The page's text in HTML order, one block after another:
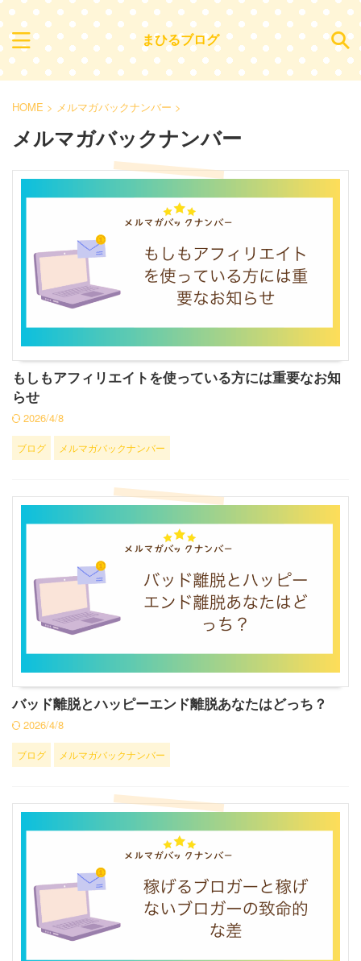
まひるブログ
HOME > メルマガバックナンバー >
メルマガバックナンバー
もしもアフィリエイトを使っている方には重要なお知
らせ
2026/4/8
ブログ メルマガバックナンバー
バッド離脱とハッピーエンド離脱あなたはどっち？
2026/4/8
ブログ メルマガバックナンバー